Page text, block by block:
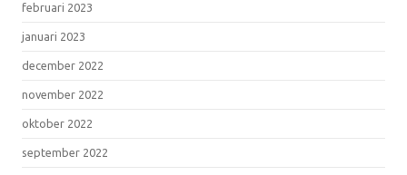
februari 2023
januari 2023
december 2022
november 2022
oktober 2022
september 2022